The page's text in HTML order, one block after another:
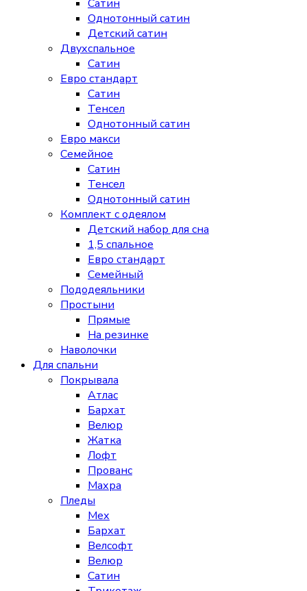
Сатин
Однотонный сатин
Детский сатин
Двухспальное
Сатин
Евро стандарт
Сатин
Тенсел
Однотонный сатин
Евро макси
Семейное
Сатин
Тенсел
Однотонный сатин
Комплект с одеялом
Детский набор для сна
1,5 спальное
Евро стандарт
Семейный
Пододеяльники
Простыни
Прямые
На резинке
Наволочки
Для спальни
Покрывала
Атлас
Бархат
Велюр
Жатка
Лофт
Прованс
Махра
Пледы
Мех
Бархат
Велсофт
Велюр
Сатин